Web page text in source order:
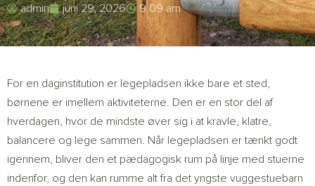
admin juni 29, 2026 9:09 am
For en daginstitution er legepladsen ikke bare et sted,
børnene er imellem aktiviteterne. Den er en stor del af
hverdagen, hvor de mindste øver sig i at kravle, klatre,
balancere og lege sammen. Når legepladsen er tænkt godt
igennem, bliver den et pædagogisk rum på linje med stuerne
indenfor, og den kan rumme alt fra det yngste vuggestuebarn